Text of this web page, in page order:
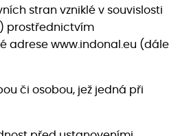
stran vzniklé v souvislosti
prostřednictvím
adrese www.indonal.eu (dále
či osobou, jež jedná při